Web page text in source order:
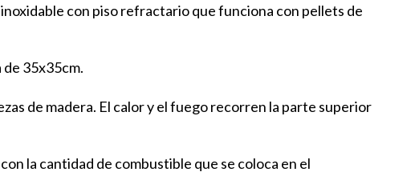
con piso refractario que funciona con pellets de
35x35cm.
de madera. El calor y el fuego recorren la parte superior
la cantidad de combustible que se coloca en el